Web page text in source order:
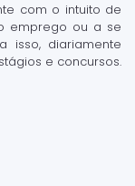
com o intuito de
emprego ou a se
isso, diariamente
e concursos.